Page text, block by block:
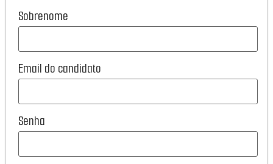
Sobrenome
Email do candidato
Senha